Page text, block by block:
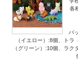
各
バ
（イエロー）:8個、ト
（グリーン）:10個、ラ